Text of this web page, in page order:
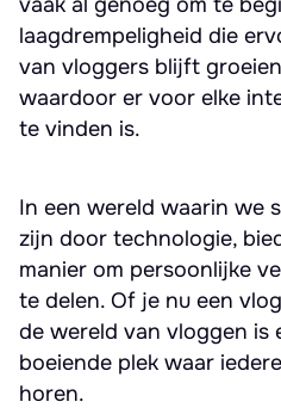
laagdrempeligheid die
van vloggers blijft
waardoor er voor elke
te vinden is.
In een wereld waarin we
zijn door technologie,
manier om persoonlijke
te delen. Of je nu een
de wereld van vloggen is
boeiende plek waar
horen.